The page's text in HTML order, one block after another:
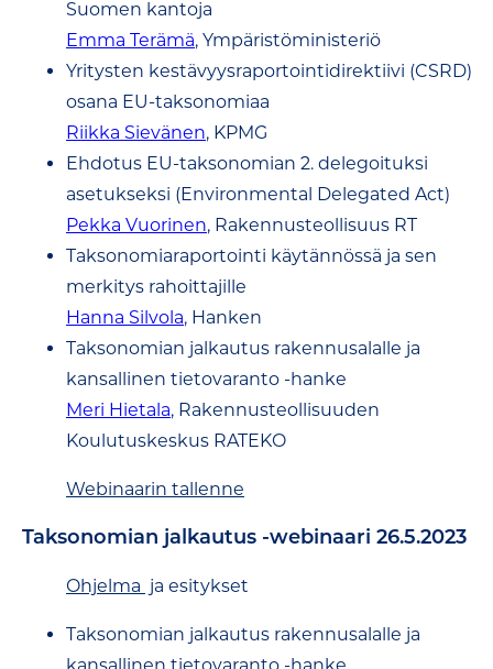
Suomen kantoja
Emma Terämä, Ympäristöministeriö
Yritysten kestävyysraportointidirektiivi (CSRD)
osana EU-taksonomiaa
Riikka Sievänen, KPMG
Ehdotus EU-taksonomian 2. delegoituksi
asetukseksi (Environmental Delegated Act)
Pekka Vuorinen, Rakennusteollisuus RT
Taksonomiaraportointi käytännössä ja sen
merkitys rahoittajille
Hanna Silvola, Hanken
Taksonomian jalkautus rakennusalalle ja
kansallinen tietovaranto -hanke
Meri Hietala, Rakennusteollisuuden
Koulutuskeskus RATEKO
Webinaarin tallenne
Taksonomian jalkautus -webinaari 26.5.2023
Ohjelma ja esitykset
Taksonomian jalkautus rakennusalalle ja